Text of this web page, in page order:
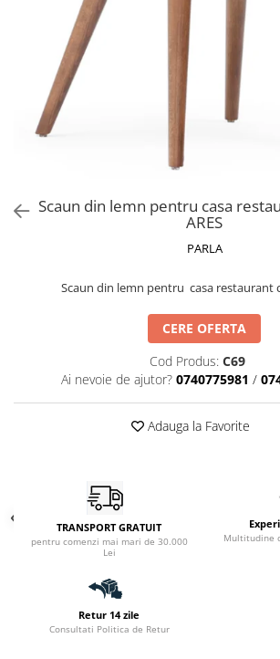
Scaun din lemn pentru casa
ARES
PARLA
Scaun din lemn pentru casa restaurant
CERE OFERTA
Cod Produs: C69
Ai nevoie de ajutor? 0740775981 /
Adauga la Favorite
TRANSPORT GRATUIT
pentru comenzi mai mari de 30.000
Lei
Multitudine
Retur 14 zile
Consultati Politica de Retur